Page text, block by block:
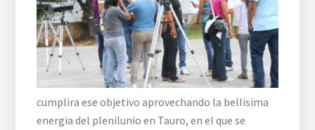
cumplira ese objetivo aprovechando la bellisima
energia del plenilunio en Tauro, en el que se